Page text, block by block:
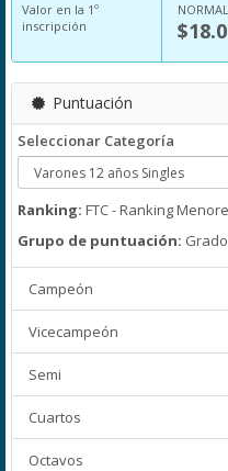
Valor en la 1º
inscripción
NORMAL
Puntuación
Seleccionar Categoría
Ranking: FTC - Ranking
Grupo de puntuación:
Campeón
Vicecampeón
Semi
Cuartos
Octavos